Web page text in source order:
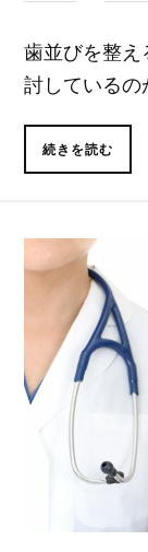
歯並びを整
討しているの
続きを読む